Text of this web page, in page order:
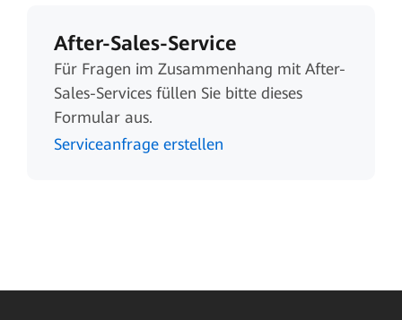
After-Sales-Service
Für Fragen im Zusammenhang mit After-
Sales-Services füllen Sie bitte dieses
Formular aus.
Serviceanfrage erstellen